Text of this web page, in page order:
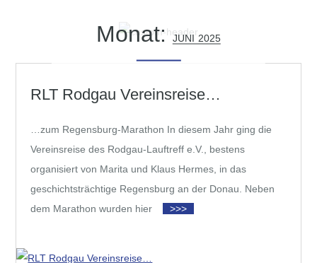
Monat:JUNI 2025
RLT Rodgau Vereinsreise…
…zum Regensburg-Marathon In diesem Jahr ging die
Vereinsreise des Rodgau-Lauftreff e.V., bestens
organisiert von Marita und Klaus Hermes, in das
geschichtsträchtige Regensburg an der Donau. Neben
dem Marathon wurden hier
>>>